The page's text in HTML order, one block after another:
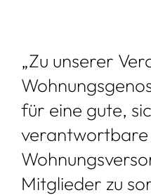
„Zu unserer
für eine gute,
verantwortbare
Mitglieder zu